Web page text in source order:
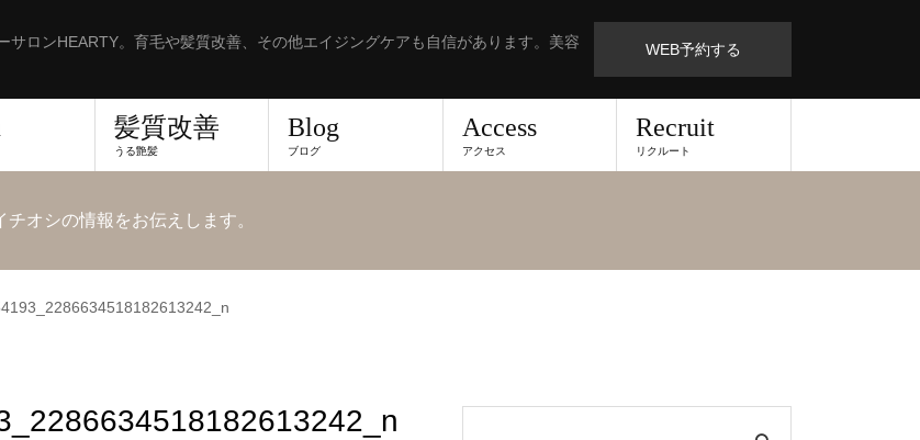
サロンHEARTY。育毛や髪質改善、その他エイジングケアも自信があります。美容
WEB予約する
髪質改善
うる艶髪
Blog
ブログ
Access
アクセス
Recruit
リクルート
オシの情報をお伝えします。